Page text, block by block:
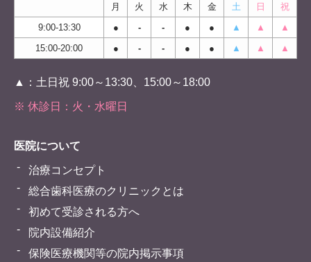
月 火 水 木 金 土 日
祝
9:00-13:30
● - - ● ● ▲ ▲
▲
15:00-20:00
● - - ● ● ▲ ▲ ▲
▲：土日祝 9:00～13:30、15:00～18:00
※ 休診日：火・水曜日
医院について
治療コンセプト
総合歯科医療のクリニックとは
初めて受診される方へ
院内設備紹介
保険医療機関等の院内掲示事項